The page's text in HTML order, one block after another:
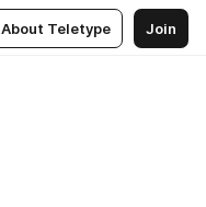
About Teletype Join